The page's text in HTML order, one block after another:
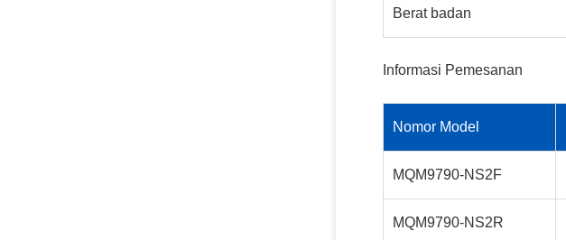
Berat badan
Informasi Pemesanan
Nomor Model
MQM9790-NS2F
MQM9790-NS2R